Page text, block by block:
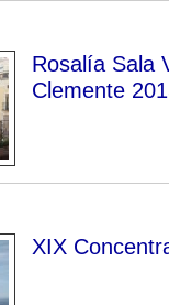
Rosalía Sala
Clemente
XIX